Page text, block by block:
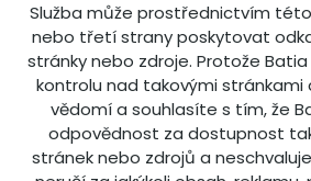
Služba může prostřednictvím
nebo třetí strany poskytovat
stránky nebo zdroje. Protože
kontrolu nad takovými stránkami
vědomí a souhlasíte s tím, že
odpovědnost za dostupnost
stránek nebo zdrojů a